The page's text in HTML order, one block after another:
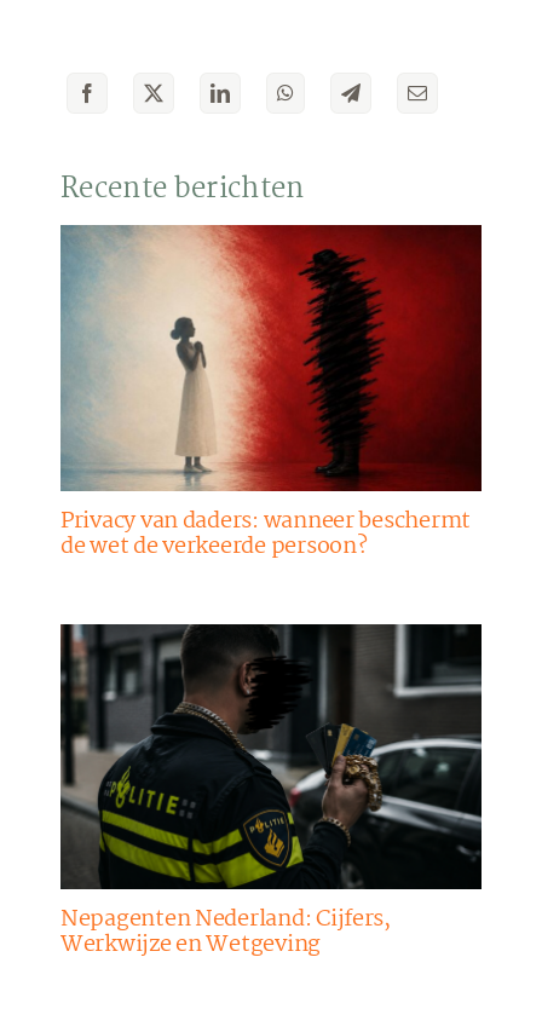
Recente berichten
Privacy van daders: wanneer beschermt
de wet de verkeerde persoon?
Nepagenten Nederland: Cijfers,
Werkwijze en Wetgeving